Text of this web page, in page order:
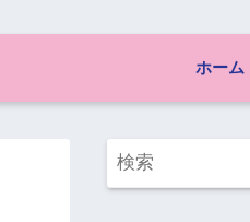
ホーム